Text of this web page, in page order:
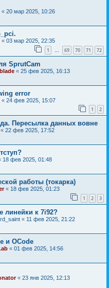
« 20 мар 2025, 10:26
« 03 мар 2025, 22:35
1 … 69 70 71 72
SprutCam
« 25 фев 2025, 16:13
error
« 24 фев 2025, 15:07
1 2
Пересылка данных вовне
« 22 фев 2025, 17:52
18 фев 2025, 01:48
работы (токарка)
« 18 фев 2025, 01:23
1 2 3
линейки к 7i92?
« 11 фев 2025, 21:22
и OCode
« 01 фев 2025, 14:56
« 23 янв 2025, 12:13